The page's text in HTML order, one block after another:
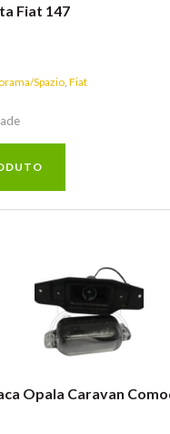
Fiat 147
Spazio Fiat
Opala Caravan